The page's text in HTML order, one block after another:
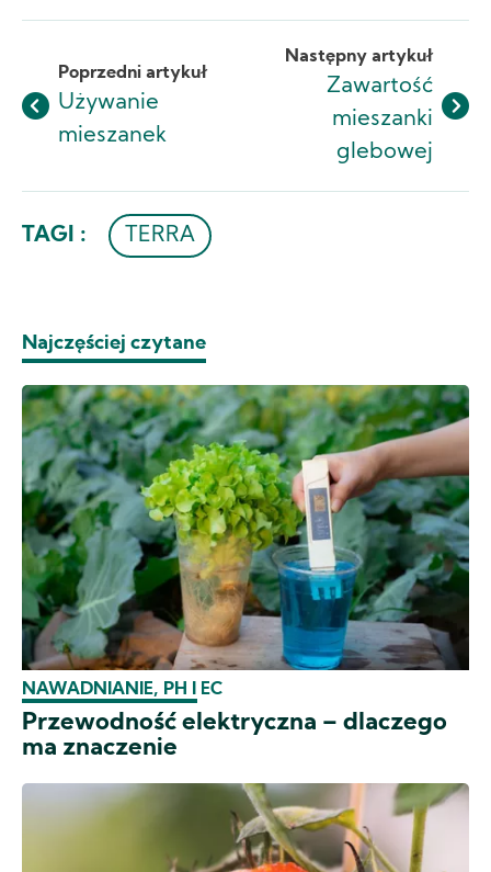
Poprzedni artykuł
Używanie
mieszanek
Następny artykuł
Zawartość
mieszanki
glebowej
TAGI : TERRA
Najczęściej czytane
NAWADNIANIE, PH I EC
Przewodność elektryczna – dlaczego
ma znaczenie